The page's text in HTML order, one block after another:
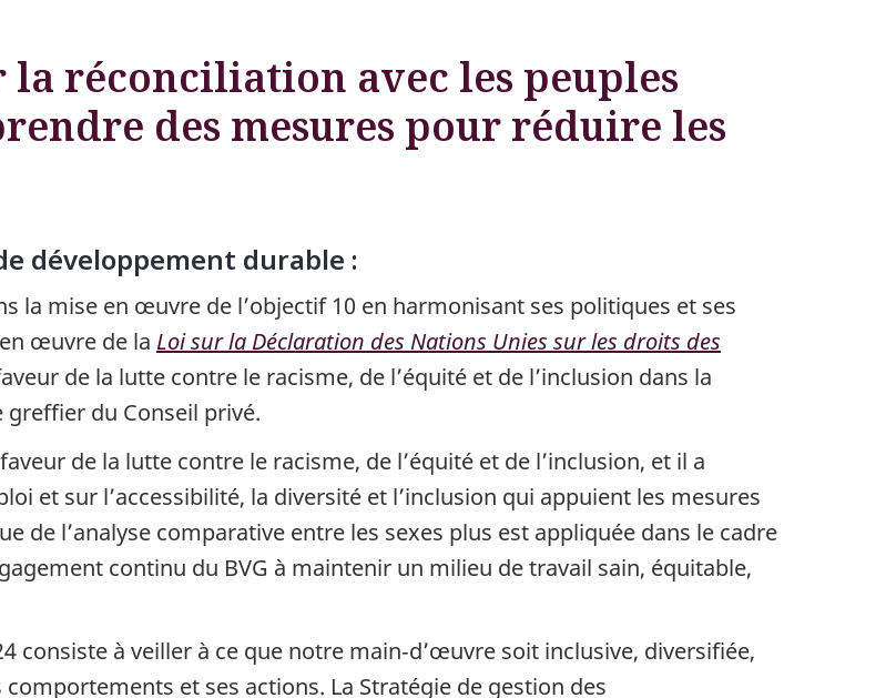
la réconciliation avec les peuples
des mesures pour réduire les
développement durable :
la mise en œuvre de l’objectif 10 en harmonisant ses politiques et ses
œuvre de la Loi sur la Déclaration des Nations Unies sur les droits des
de la lutte contre le racisme, de l’équité et de l’inclusion dans la
du Conseil privé.
de la lutte contre le racisme, de l’équité et de l’inclusion, et il a
et sur l’accessibilité, la diversité et l’inclusion qui appuient les mesures
de l’analyse comparative entre les sexes plus est appliquée dans le cadre
continu du BVG à maintenir un milieu de travail sain, équitable,
consiste à veiller à ce que notre main‑d’œuvre soit inclusive, diversifiée,
et ses actions. La Stratégie de gestion des